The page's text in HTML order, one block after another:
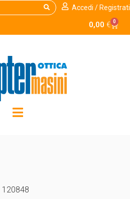
Accedi / Registrati
0,00 € 0
120848